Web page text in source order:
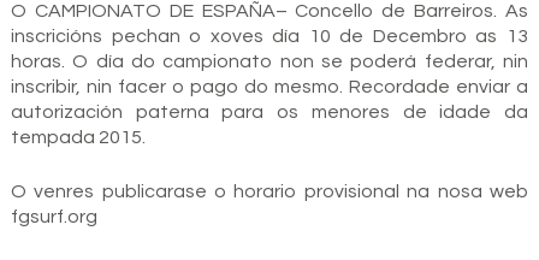
O CAMPIONATO DE ESPAÑA– Concello de Barreiros. As
inscricións pechan o xoves día 10 de Decembro as 13
horas. O día do campionato non se poderá federar, nin
inscribir, nin facer o pago do mesmo. Recordade enviar a
autorización paterna para os menores de idade da
tempada 2015.
O venres publicarase o horario provisional na nosa web
fgsurf.org